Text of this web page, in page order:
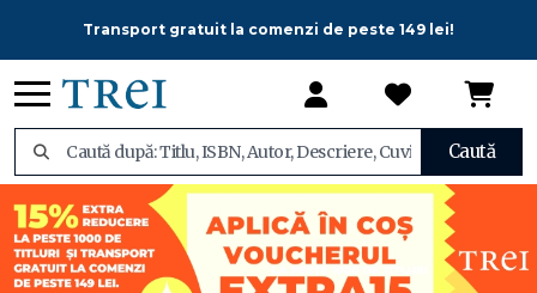
Transport gratuit la comenzi de peste 149 lei!
Caută